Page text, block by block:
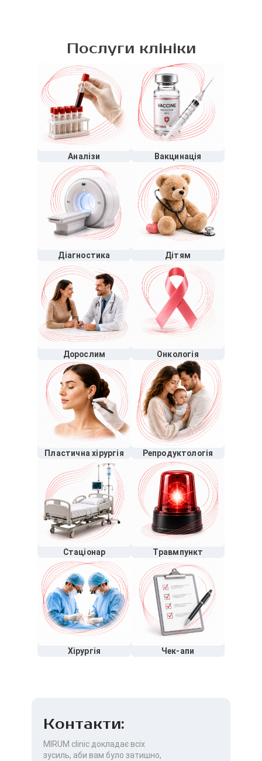
Послуги клініки
Аналізи Вакцинація
Діагностика Дітям
Дорослим Онкологія
Пластична хірургія Репродуктологія
Стаціонар Травмпункт
Хірургія Чек-апи
Контакти:
MIRUM clinic докладає всіх
зусиль, аби вам було затишно,